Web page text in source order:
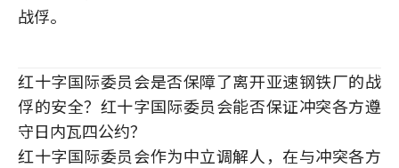
战俘。
红十字国际委员会是否保障了离开亚速钢铁厂的战
俘的安全？红十字国际委员会能否保证冲突各方遵
守日内瓦四公约？
红十字国际委员会作为中立调解人，在与冲突各方